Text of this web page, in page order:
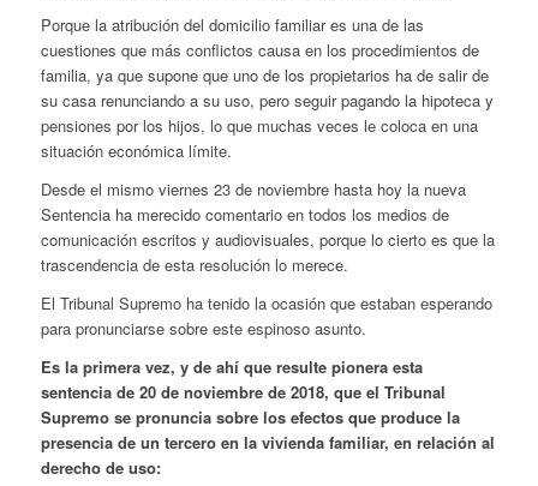
Porque la atribución del domicilio familiar es una de las
cuestiones que más conflictos causa en los procedimientos de
familia, ya que supone que uno de los propietarios ha de salir de
su casa renunciando a su uso, pero seguir pagando la hipoteca y
pensiones por los hijos, lo que muchas veces le coloca en una
situación económica límite.
Desde el mismo viernes 23 de noviembre hasta hoy la nueva
Sentencia ha merecido comentario en todos los medios de
comunicación escritos y audiovisuales, porque lo cierto es que la
trascendencia de esta resolución lo merece.
El Tribunal Supremo ha tenido la ocasión que estaban esperando
para pronunciarse sobre este espinoso asunto.
Es la primera vez, y de ahí que resulte pionera esta
sentencia de 20 de noviembre de 2018, que el Tribunal
Supremo se pronuncia sobre los efectos que produce la
presencia de un tercero en la vivienda familiar, en relación al
derecho de uso: